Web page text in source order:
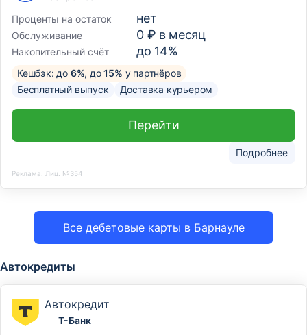
Все дебетовые карты в Барнауле
Проценты на остаток
нет
Обслуживание 0 ₽ в месяц
Накопительный счёт до 14%
Кешбэк: до 6%, до15% у партнёров
Бесплатный выпуск
Доставка курьером
Подробнее
Перейти
Реклама. Лиц. №354
Автокредиты
Автокредит
Т-Банк